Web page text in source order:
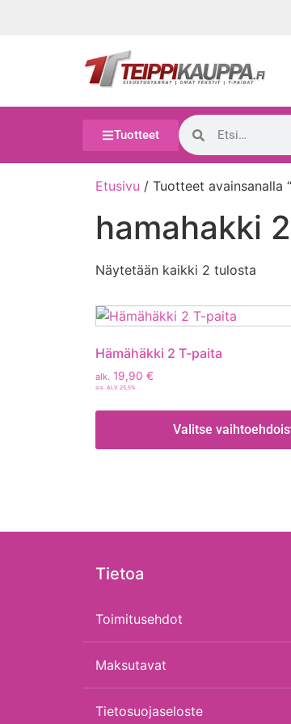
Tuotteet
Etusivu / Tuotteet avainsanalla
hamahakki
Näytetään kaikki 2 tulosta
Hämähäkki 2 T-paita
alk. 19,90 €
sis. ALV 25,5%
Valitse
Tietoa
Toimitusehdot
Maksutavat
Tietosuojaseloste